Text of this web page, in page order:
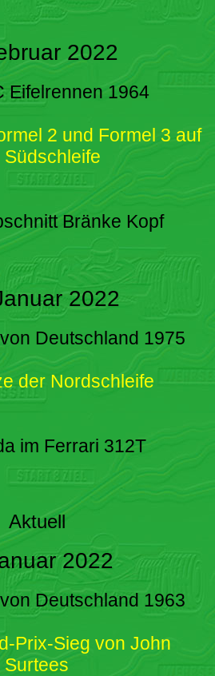
2022
Eifelrennen 1964
2 und Formel 3 auf
Südschleife
Bränke Kopf
2022
Deutschland 1975
der Nordschleife
im Ferrari 312T
Aktuell
2022
Deutschland 1963
Prix-Sieg von John
Surtees